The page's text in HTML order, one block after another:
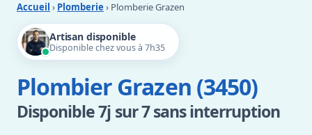
Accueil › Plomberie › Plomberie Grazen
Artisan disponible
Disponible chez vous à 7h35
Plombier Grazen (3450)
Disponible 7j sur 7 sans interruption